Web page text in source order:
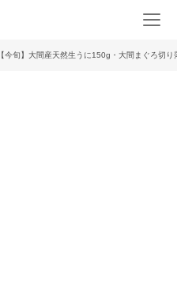
【今旬】大間産天然生うに150g・大間まぐろ切り